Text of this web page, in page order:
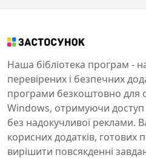
Наша бібліотека програм -
перевірених і безпечних
програми безкоштовно для
Windows, отримуючи
без надокучливої реклами.
корисних додатків, готових
вирішити повсякденні